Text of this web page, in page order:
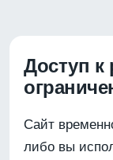
Доступ к
Сайт
либо вы